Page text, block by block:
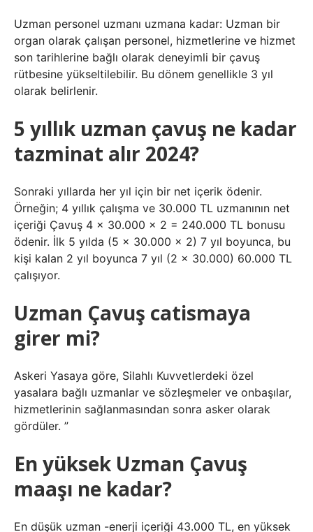
Uzman personel uzmanı uzmana kadar: Uzman bir
organ olarak çalışan personel, hizmetlerine ve hizmet
son tarihlerine bağlı olarak deneyimli bir çavuş
rütbesine yükseltilebilir. Bu dönem genellikle 3 yıl
olarak belirlenir.
5 yıllık uzman çavuş ne kadar
tazminat alır 2024?
Sonraki yıllarda her yıl için bir net içerik ödenir.
Örneğin; 4 yıllık çalışma ve 30.000 TL uzmanının net
içeriği Çavuş 4 x 30.000 x 2 = 240.000 TL bonusu
ödenir. İlk 5 yılda (5 x 30.000 x 2) 7 yıl boyunca, bu
kişi kalan 2 yıl boyunca 7 yıl (2 x 30.000) 60.000 TL
çalışıyor.
Uzman Çavuş catismaya
girer mi?
Askeri Yasaya göre, Silahlı Kuvvetlerdeki özel
yasalara bağlı uzmanlar ve sözleşmeler ve onbaşılar,
hizmetlerinin sağlanmasından sonra asker olarak
gördüler. ”
En yüksek Uzman Çavuş
maaşı ne kadar?
En düşük uzman -enerji içeriği 43.000 TL, en yüksek